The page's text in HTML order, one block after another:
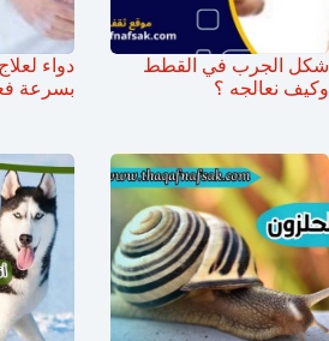
شكل الجرب في القطط
وكيف نعالجه ؟
دواء
بسرعة